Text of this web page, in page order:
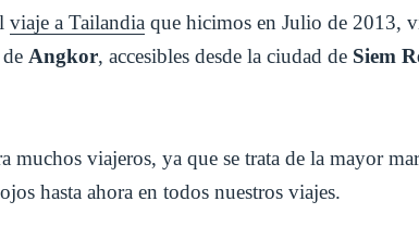
viaje a Tailandia que hicimos en Julio de 2013,
deAngkor, accesibles desde la ciudad de Siem
muchos viajeros, ya que se trata de la mayor
hasta ahora en todos nuestros viajes.